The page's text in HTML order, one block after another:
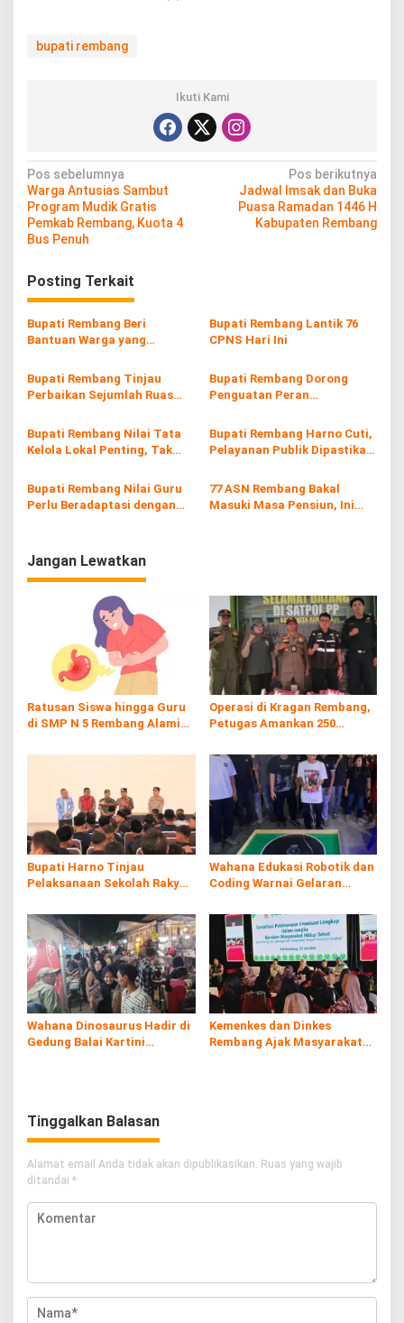
bupati rembang
Ikuti Kami
N
a
v
g
a
s
p
o
s
Pos sebelumnya
Warga Antusias Sambut
Program Mudik Gratis
Pemkab Rembang, Kuota 4
Bus Penuh
Pos berikutnya
Jadwal Imsak dan Buka
Puasa Ramadan 1446 H
Kabupaten Rembang
Posting Terkait
Bupati Rembang Beri
Bantuan Warga yang
Balongmulyo
Bupati Rembang Lantik 76
CPNS Hari Ini
Bupati Rembang Tinjau
Perbaikan Sejumlah Ruas
Bupati Rembang Dorong
Penguatan Peran
Peningkatan Keterampilan
Bupati Rembang Nilai Tata
Kelola Lokal Penting, Tak
Bupati Rembang Harno Cuti,
Pelayanan Publik Dipastikan
Bupati Rembang Nilai Guru
Perlu Beradaptasi dengan
77 ASN Rembang Bakal
Masuki Masa Pensiun, Ini
Jangan Lewatkan
Ratusan Siswa hingga Guru
di SMP N 5 Rembang Alami
Operasi di Kragan Rembang,
Petugas Amankan 250
Bupati Harno Tinjau
Pelaksanaan Sekolah Rakyat
Wahana Edukasi Robotik dan
Coding Warnai Gelaran
Wahana Dinosaurus Hadir di
Gedung Balai Kartini
Kemenkes dan Dinkes
Rembang Ajak Masyarakat
Tinggalkan Balasan
Alamat email Anda tidak akan dipublikasikan. Ruas yang wajib
ditandai *